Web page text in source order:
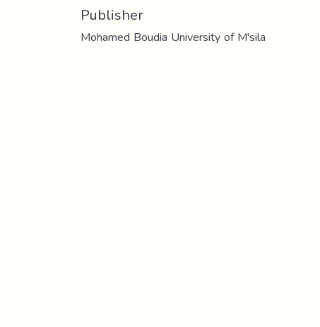
Publisher
Mohamed Boudia University of M'sila